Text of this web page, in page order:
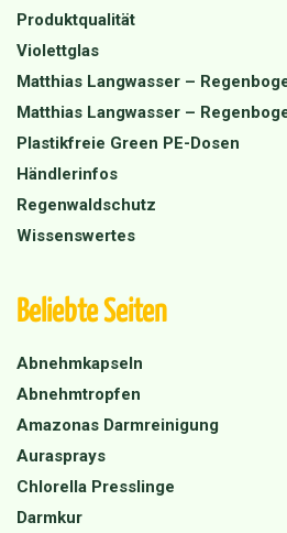
Produktqualität
Violettglas
Matthias Langwasser –
Matthias Langwasser –
Plastikfreie Green PE-Dosen
Händlerinfos
Regenwaldschutz
Wissenswertes
Beliebte Seiten
Abnehmkapseln
Abnehmtropfen
Amazonas Darmreinigung
Aurasprays
Chlorella Presslinge
Darmkur